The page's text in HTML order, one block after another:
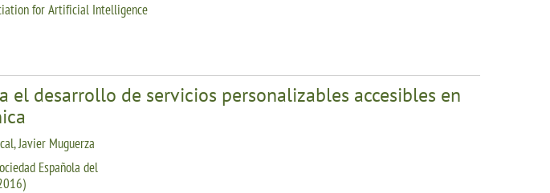
for Artificial Intelligence
el desarrollo de servicios personalizables accesibles en
Javier Muguerza
Española del